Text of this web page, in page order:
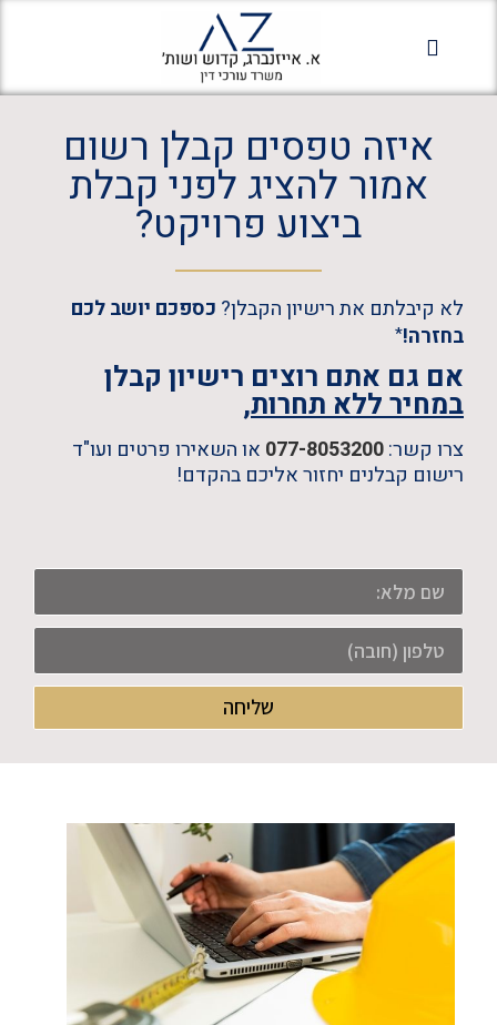
איזה טפסים קבלן רשום
אמור להציג לפני קבלת
ביצוע פרויקט?
לא קיבלתם את רישיון הקבלן? כספכם יושב לכם
בחזרה!*
אם גם אתם רוצים רישיון קבלן
במחיר ללא תחרות,
צרו קשר:
או השאירו פרטים ועו"ד
רישום קבלנים יחזור אליכם בהקדם!
שליחה